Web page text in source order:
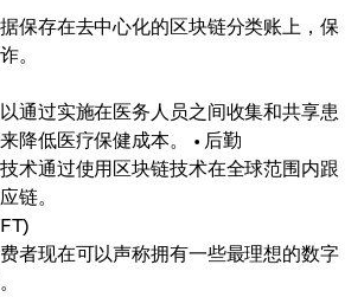
保存在去中心化的区块链分类账上，保
。
通过实施在医务人员之间收集和共享患
降低医疗保健成本。 • 后勤
术通过使用区块链技术在全球范围内跟
链。
者现在可以声称拥有一些最理想的数字